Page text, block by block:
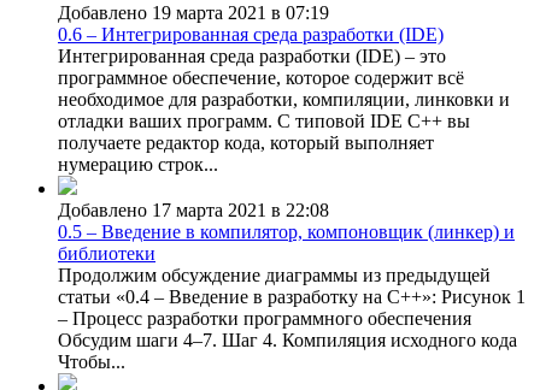
Добавлено 19 марта 2021 в 07:19
0.6 – Интегрированная среда разработки (IDE)
Интегрированная среда разработки (IDE) – это
программное обеспечение, которое содержит всё
необходимое для разработки, компиляции, линковки и
отладки ваших программ. С типовой IDE C++ вы
получаете редактор кода, который выполняет
нумерацию строк...
Добавлено 17 марта 2021 в 22:08
0.5 – Введение в компилятор, компоновщик (линкер) и
библиотеки
Продолжим обсуждение диаграммы из предыдущей
статьи «0.4 – Введение в разработку на C++»: Рисунок 1
– Процесс разработки программного обеспечения
Обсудим шаги 4–7. Шаг 4. Компиляция исходного кода
Чтобы...